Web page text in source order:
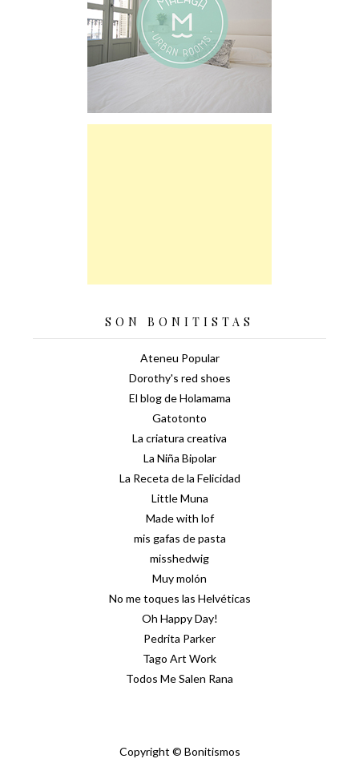
SON BONITISTAS
Ateneu Popular
Dorothy's red shoes
El blog de Holamama
Gatotonto
La criatura creativa
La Niña Bipolar
La Receta de la Felicidad
Little Muna
Made with lof
mis gafas de pasta
misshedwig
Muy molón
No me toques las Helvéticas
Oh Happy Day!
Pedrita Parker
Tago Art Work
Todos Me Salen Rana
Copyright © Bonitismos